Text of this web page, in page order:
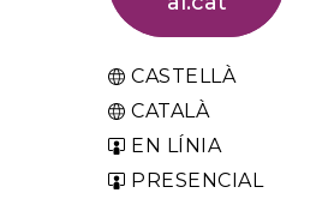
CASTELLÀ
CATALÀ
EN LÍNIA
PRESENCIAL